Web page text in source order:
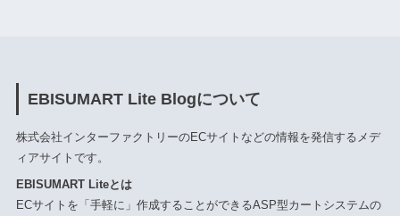
EBISUMART Lite Blogについて
株式会社インターファクトリーのECサイトなどの情報を発信するメデ
ィアサイトです。
EBISUMART Liteとは
ECサイトを「手軽に」作成することができるASP型カートシステムの